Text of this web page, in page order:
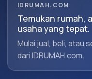
IDRUMAH.COM
Temukan rumah,
usaha yang tepat.
Mulai jual, beli, atau
dari IDRUMAH.com.